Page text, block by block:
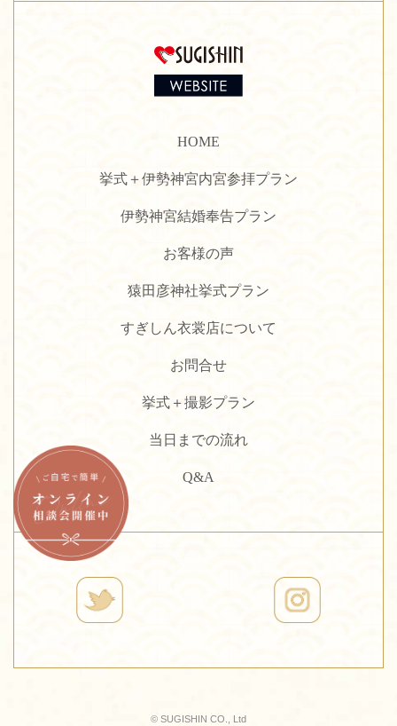
HOME
挙式＋伊勢神宮内宮参拝プラン
伊勢神宮結婚奉告プラン
お客様の声
猿田彦神社挙式プラン
すぎしん衣裳店について
お問合せ
挙式＋撮影プラン
当日までの流れ
Q&A
© SUGISHIN CO., Ltd